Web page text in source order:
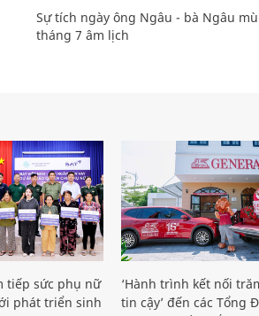
Sự tích ngày ông Ngâu - bà Ngâu
tháng 7 âm lịch
tiếp sức phụ nữ
phát triển sinh
‘Hành trình kết nối
tin cậy’ đến các Tổng